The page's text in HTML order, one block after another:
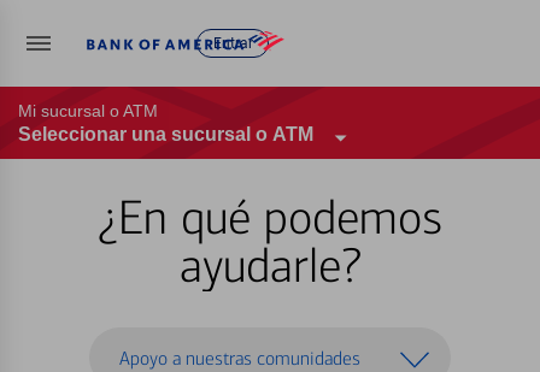
Entrar
Mi sucursal o ATM
Seleccionar una sucursal o ATM
¿En qué podemos
ayudarle?
Apoyo a nuestras comunidades